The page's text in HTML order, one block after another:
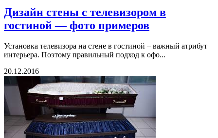
Дизайн стены с телевизором в
гостиной — фото примеров
Установка телевизора на стене в гостиной – важный атрибут
интерьера. Поэтому правильный подход к офо...
20.12.2016